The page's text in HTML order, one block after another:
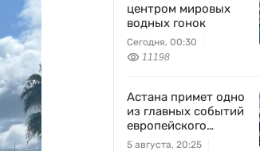
центром мировых
водных гонок
Сегодня, 00:30
11198
Астана примет одно
из главных событий
европейского
футбола
5 августа, 20:25